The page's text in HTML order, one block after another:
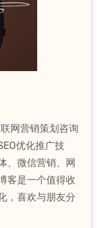
网营销策划咨询
优化推广技
、微信营销、网
客是一个值得收
，喜欢与朋友分